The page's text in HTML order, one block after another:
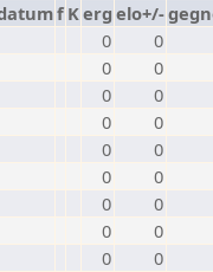
f Kerg elo+/-
0
0
0
0
0
0
0
0
0
0
0
0
0
0
0
0
0
0